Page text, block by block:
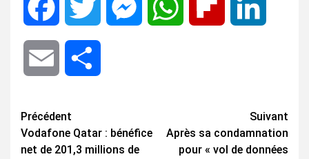
Facebook Twitter MessengerWhatsApp Flipboard
Email
Navigation
d’article
Précédent
Vodafone Qatar : bénéfice
net de 201,3 millions de
Suivant
Après sa condamnation
pour « vol de données